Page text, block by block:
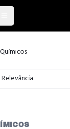
Químicos
Relevância